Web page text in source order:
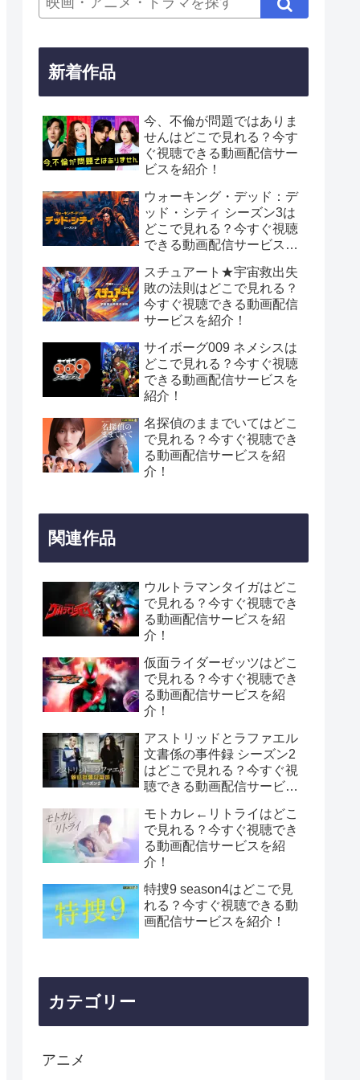
新着作品
今、不倫が問題ではありま
せんはどこで見れる？今す
ぐ視聴できる動画配信サー
ビスを紹介！
ウォーキング・デッド：デ
ッド・シティ シーズン3は
どこで見れる？今すぐ視聴
できる動画配信サービスを
スチュアート★宇宙救出失
敗の法則はどこで見れる？
今すぐ視聴できる動画配信
サービスを紹介！
サイボーグ009 ネメシスは
どこで見れる？今すぐ視聴
できる動画配信サービスを
紹介！
名探偵のままでいてはどこ
で見れる？今すぐ視聴でき
る動画配信サービスを紹
介！
関連作品
ウルトラマンタイガはどこ
で見れる？今すぐ視聴でき
る動画配信サービスを紹
介！
仮面ライダーゼッツはどこ
で見れる？今すぐ視聴でき
る動画配信サービスを紹
介！
アストリッドとラファエル
文書係の事件録 シーズン2
はどこで見れる？今すぐ視
聴できる動画配信サービス
モトカレ←リトライはどこ
で見れる？今すぐ視聴でき
る動画配信サービスを紹
介！
特捜9 season4はどこで見
れる？今すぐ視聴できる動
画配信サービスを紹介！
カテゴリー
アニメ